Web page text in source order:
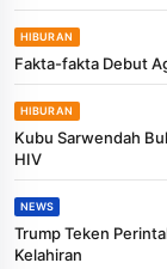
HIBURAN
Fakta-fakta Debut
HIBURAN
Kubu Sarwendah
HIV
NEWS
Trump Teken
Kelahiran